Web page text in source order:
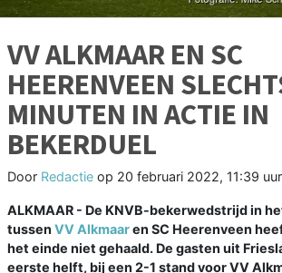
VV ALKMAAR EN SC
HEERENVEEN
MINUTEN IN ACTIE IN
BEKERDUEL
Door Redactie op 20 februari 2022, 11:39 uur
ALKMAAR - De KNVB-bekerwedstrijd in
tussen VV Alkmaaren SC Heerenveen
het einde niet gehaald. De gasten uit
eerste helft, bij een 2-1 stand voor VV